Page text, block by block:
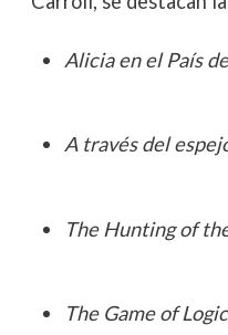
Alicia en el País
A través del
The Hunting of
The Game of Logic